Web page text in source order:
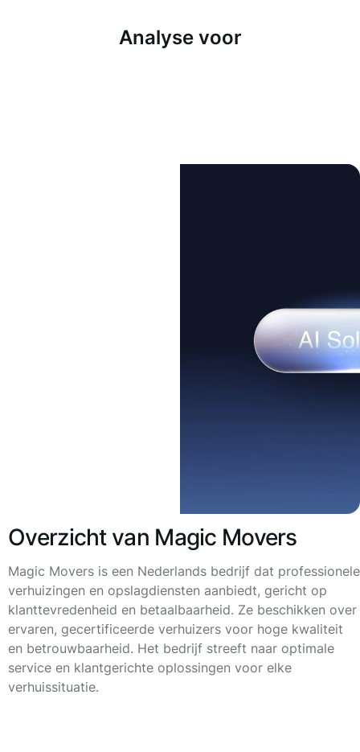
Analyse voor
Overzicht van Magic Movers
Magic Movers is een Nederlands bedrijf dat professionele
verhuizingen en opslagdiensten aanbiedt, gericht op
klanttevredenheid en betaalbaarheid. Ze beschikken over
ervaren, gecertificeerde verhuizers voor hoge kwaliteit
en betrouwbaarheid. Het bedrijf streeft naar optimale
service en klantgerichte oplossingen voor elke
verhuissituatie.